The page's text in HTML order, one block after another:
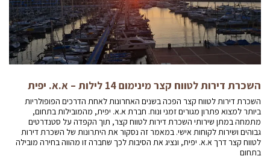
השכרת דירות לטווח קצר מינימום 14 לילות – א.א. יפית
השכרת דירות לטווח קצר הפכה בשנים האחרונות לאחת הדרכים הפופולריות
ביותר למצוא פתרון מגורים זמני ונוח. חברת א.א. יפית, מהמובילות בתחום,
מתמחה במתן שירותי השכרת דירות לטווח קצר, תוך הקפדה על סטנדרטים
גבוהים ושירות לקוחות אישי. במאמר זה נסקור את היתרונות של השכרת דירות
לטווח קצר דרך א.א. יפית, ונציג את הסיבות לכך שחברה זו מהווה בחירה מובילה
בתחום